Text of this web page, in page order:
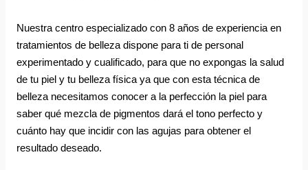
Nuestra centro especializado con 8 años de experiencia en
tratamientos de belleza dispone para ti de personal
experimentado y cualificado, para que no expongas la salud
de tu piel y tu belleza física ya que con esta técnica de
belleza necesitamos conocer a la perfección la piel para
saber qué mezcla de pigmentos dará el tono perfecto y
cuánto hay que incidir con las agujas para obtener el
resultado deseado.